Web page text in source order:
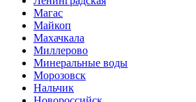
Магас
Майкоп
Махачкала
Миллерово
Минеральные воды
Морозовск
Нальчик